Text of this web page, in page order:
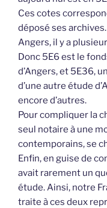
Ces cotes
déposé ses
Angers, il y a
Donc 5E6 est le
d’Angers, et 5E36,
d’une autre étude
encore d’autres.
Pour compliquer la
seul notaire à une
contemporains, se
Enfin, en guise de
avait rarement un
étude. Ainsi, notre
traite à ces deux